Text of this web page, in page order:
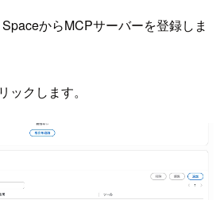
からMCPサーバーを登録しま
ックします。